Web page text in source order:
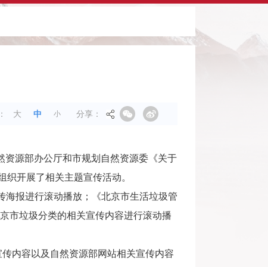
大 中 小 分享：
源部办公厅和市规划自然资源委《关于
开展了相关主题宣传活动。
报进行滚动播放；《北京市生活垃圾管
市垃圾分类的相关宣传内容进行滚动播
内容以及自然资源部网站相关宣传内容